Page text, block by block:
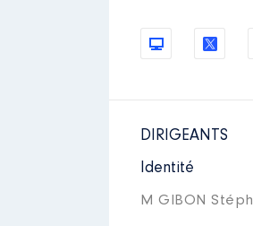
DIRIGEANTS
Identité
M GIBON